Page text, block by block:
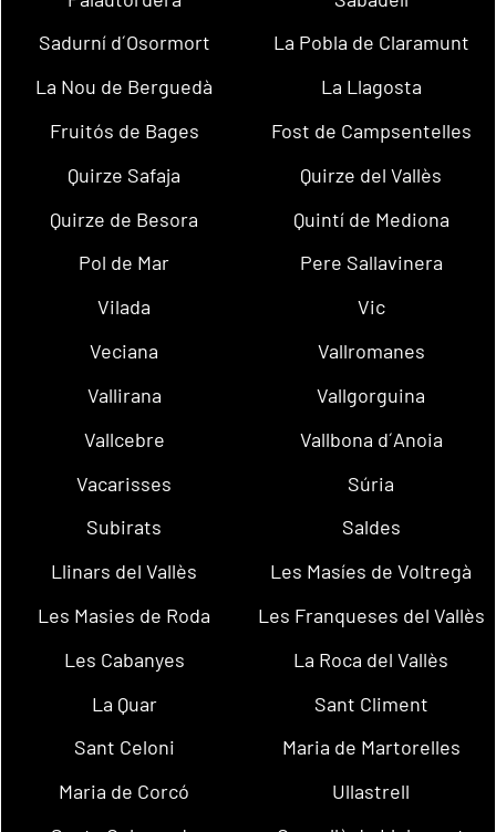
Sadurní d´Osormort
La Pobla de Claramunt
La Nou de Berguedà
La Llagosta
Fruitós de Bages
Fost de Campsentelles
Quirze Safaja
Quirze del Vallès
Quirze de Besora
Quintí de Mediona
Pol de Mar
Pere Sallavinera
Vilada
Vic
Veciana
Vallromanes
Vallirana
Vallgorguina
Vallcebre
Vallbona d´Anoia
Vacarisses
Súria
Subirats
Saldes
Llinars del Vallès
Les Masíes de Voltregà
Les Masies de Roda
Les Franqueses del Vallès
Les Cabanyes
La Roca del Vallès
La Quar
Sant Climent
Sant Celoni
Maria de Martorelles
Maria de Corcó
Ullastrell